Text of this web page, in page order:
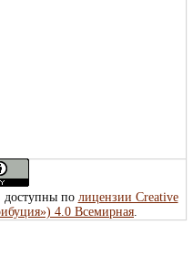
доступны по лицензии Creative
4.0 Всемирная